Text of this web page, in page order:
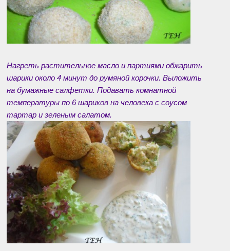
Нагреть растительное масло и партиями обжарить
шарики около 4 минут до румяной корочки. Выложить
на бумажные салфетки. Подавать комнатной
температуры по 6 шариков на человека с соусом
тартар и зеленым салатом.